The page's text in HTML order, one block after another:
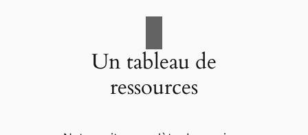
Un tableau de
ressources